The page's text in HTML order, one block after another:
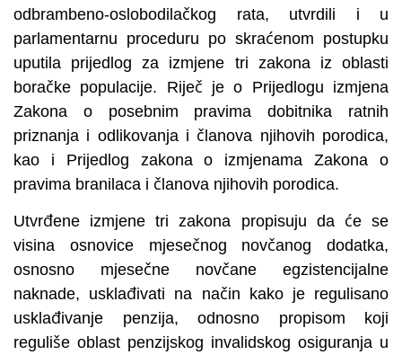
odbrambeno-oslobodilačkog rata, utvrdili i u
parlamentarnu proceduru po skraćenom postupku
uputila prijedlog za izmjene tri zakona iz oblasti
boračke populacije. Riječ je o Prijedlogu izmjena
Zakona o posebnim pravima dobitnika ratnih
priznanja i odlikovanja i članova njihovih porodica,
kao i Prijedlog zakona o izmjenama Zakona o
pravima branilaca i članova njihovih porodica.
Utvrđene izmjene tri zakona propisuju da će se
visina osnovice mjesečnog novčanog dodatka,
osnosno mjesečne novčane egzistencijalne
naknade, usklađivati na način kako je regulisano
usklađivanje penzija, odnosno propisom koji
reguliše oblast penzijskog invalidskog osiguranja u